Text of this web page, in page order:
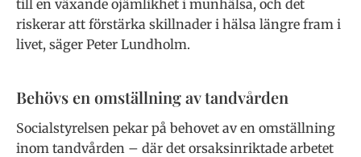
till en växande ojämlikhet i munhälsa, och det
riskerar att förstärka skillnader i hälsa längre fram i
livet, säger Peter Lundholm.
Behövs en omställning av tandvården
Socialstyrelsen pekar på behovet av en omställning
inom tandvården – där det orsaksinriktade arbetet